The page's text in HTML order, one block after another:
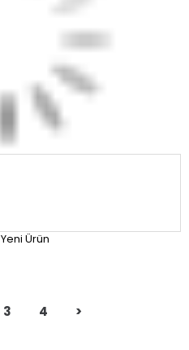
Yeni Ürün
3 4 >